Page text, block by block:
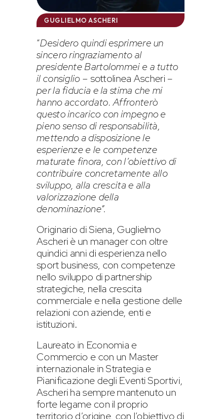
GUGLIELMO ASCHERI
“Desidero quindi esprimere un
sincero ringraziamento al
presidente Bartolommei e a tutto
il consiglio – sottolinea Ascheri –
per la fiducia e la stima che mi
hanno accordato. Affronterò
questo incarico con impegno e
pieno senso di responsabilità,
mettendo a disposizione le
esperienze e le competenze
maturate finora, con l’obiettivo di
contribuire concretamente allo
sviluppo, alla crescita e alla
valorizzazione della
denominazione”.
Originario di Siena, Guglielmo
Ascheri è un manager con oltre
quindici anni di esperienza nello
sport business, con competenze
nello sviluppo di partnership
strategiche, nella crescita
commerciale e nella gestione delle
relazioni con aziende, enti e
istituzioni.
Laureato in Economia e
Commercio e con un Master
internazionale in Strategia e
Pianificazione degli Eventi Sportivi,
Ascheri ha sempre mantenuto un
forte legame con il proprio
territorio d’origine, con l’obiettivo di